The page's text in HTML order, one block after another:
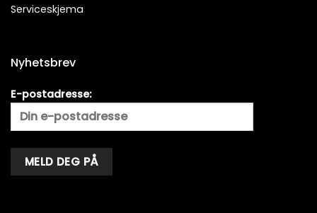
Serviceskjema
Nyhetsbrev
E-postadresse: